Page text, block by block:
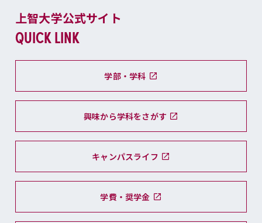
上智大学公式サイト
QUICK LINK
学部・学科
興味から学科をさがす
キャンパスライフ
学費・奨学金